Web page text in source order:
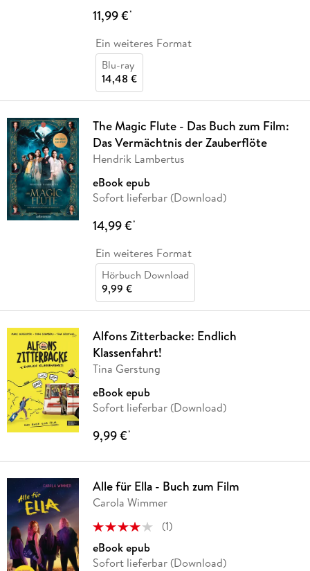
11,99 €*
Ein weiteres Format
Blu-ray
14,48 €
The Magic Flute - Das Buch zum Film:
Das Vermächtnis der Zauberflöte
Hendrik Lambertus
eBook epub
Sofort lieferbar (Download)
14,99 €*
Ein weiteres Format
Hörbuch Download
9,99 €
Alfons Zitterbacke: Endlich
Klassenfahrt!
Tina Gerstung
eBook epub
Sofort lieferbar (Download)
9,99 €*
Alle für Ella - Buch zum Film
Carola Wimmer
(1)
eBook epub
Sofort lieferbar (Download)